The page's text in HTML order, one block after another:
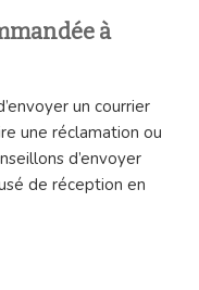
à
un courrier
une réclamation ou
d’envoyer
de réception en